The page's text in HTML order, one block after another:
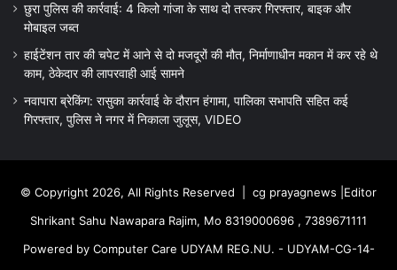
छुरा पुलिस की कार्रवाई: 4 किलो गांजा के साथ दो तस्कर गिरफ्तार, बाइक और
मोबाइल जब्त
हाईटेंशन तार की चपेट में आने से दो मजदूरों की मौत, निर्माणाधीन मकान में कर रहे थे
काम, ठेकेदार की लापरवाही आई सामने
नवापारा ब्रेकिंग: रासुका कार्रवाई के दौरान हंगामा, पालिका सभापति सहित कई
गिरफ्तार, पुलिस ने नगर में निकाला जुलूस, VIDEO
© Copyright 2026, All Rights Reserved | cg prayagnews |Editor
Shrikant Sahu Nawapara Rajim, Mo 8319000696 , 7389671111
Powered by Computer Care UDYAM REG.NU. - UDYAM-CG-14-